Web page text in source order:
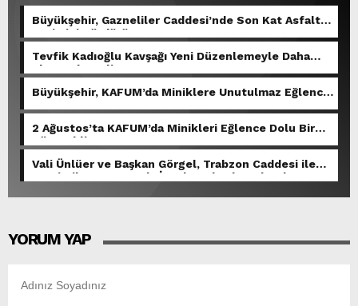
Büyükşehir, Gazneliler Caddesi’nde Son Kat Asfalt
Serimini Sürdürüyor.
Tevfik Kadıoğlu Kavşağı Yeni Düzenlemeyle Daha
Akıcı Hale Geliyor.
Büyükşehir, KAFUM’da Miniklere Unutulmaz Eğlence
2 Ağustos’ta KAFUM’da Minikleri Eğlence Dolu Bir
Gün Bekliyor.
Vali Ünlüer ve Başkan Görgel, Trabzon Caddesi ile
Demirciler Çarşısı’nda İncelemelerde Bulundu.
YORUM YAP